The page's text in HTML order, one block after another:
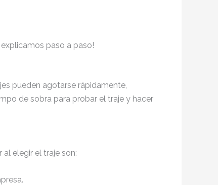
paso a paso!
pueden agotarse rápidamente,
de sobra para probar el traje y hacer
elegir el traje son: